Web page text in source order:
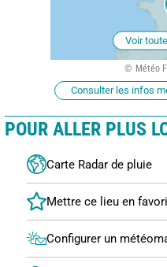
Voir
Météo
Consulter les infos
POUR ALLER PLUS
Carte Radar de pluie
Configurer un